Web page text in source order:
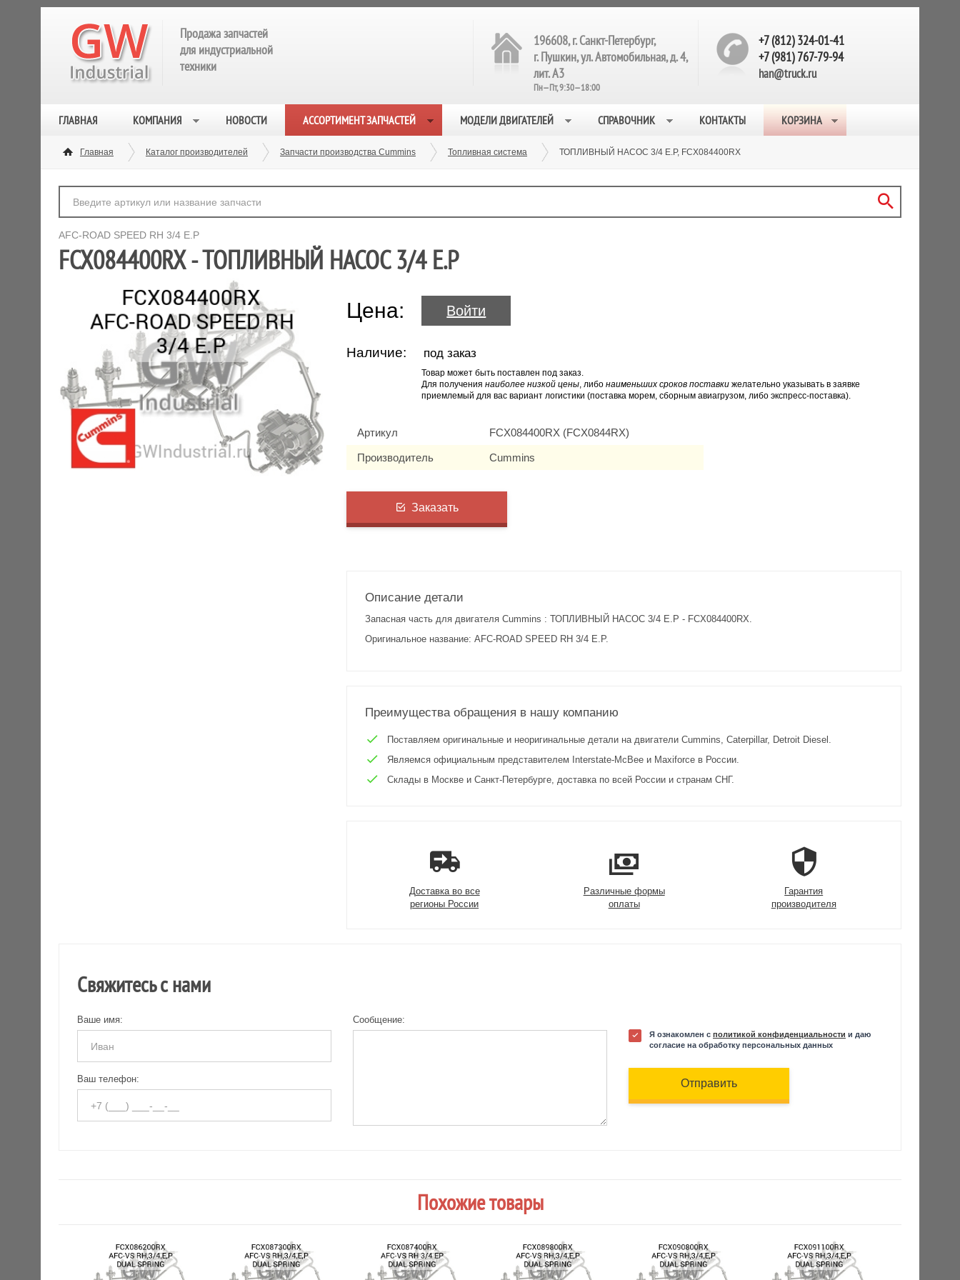
Продажа запчастей
для индустриальной
техники
196608, г. Санкт-Петербург,
г. Пушкин, ул. Автомобильная, д. 4,
лит. А3
Пн—Пт, 9:30—18:00
+7 (812) 324-01-41
+7 (981) 767-79-94
han@truck.ru
ГЛАВНАЯ КОМПАНИЯ НОВОСТИ АССОРТИМЕНТ ЗАПЧАСТЕЙ МОДЕЛИ ДВИГАТЕЛЕЙ СПРАВОЧНИК КОНТАКТЫ КОРЗИНА
Главная Каталог производителей Запчасти производства Cummins Топливная система ТОПЛИВНЫЙ НАСОС 3/4 E.P, FCX084400RX
AFC-ROAD SPEED RH 3/4 E.P
FCX084400RX - ТОПЛИВНЫЙ НАСОС 3/4 E.P
Цена: Войти
Наличие: под заказ
Товар может быть поставлен под заказ.
Для получениянаиболее низкой цены, либонаименьших сроков поставки желательно указывать в заявке
приемлемый для вас вариант логистики (поставка морем, сборным авиагрузом, либо экспресс-поставка).
Артикул FCX084400RX (FCX0844RX)
Производитель Cummins
Заказать
Описание детали
Запасная часть для двигателя Cummins : ТОПЛИВНЫЙ НАСОС 3/4 E.P - FCX084400RX.
Оригинальное название: AFC-ROAD SPEED RH 3/4 E.P.
Преимущества обращения в нашу компанию
Поставляем оригинальные и неоригинальные детали на двигатели Cummins, Caterpillar, Detroit Diesel.
Являемся официальным представителем Interstate-McBee и Maxiforce в России.
Склады в Москве и Санкт-Петербурге, доставка по всей России и странам СНГ.
Доставка во все
регионы России
Различные формы
оплаты
Гарантия
производителя
Свяжитесь с нами
Ваше имя:
Ваш телефон:
Сообщение:
Я ознакомлен с политикой конфиденциальности и даю
согласие на обработку персональных данных
Отправить
Похожие товары